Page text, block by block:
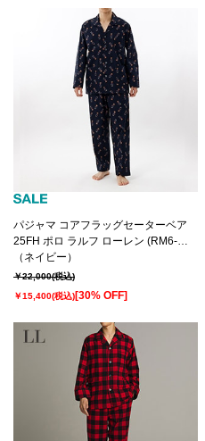
パジャマ コアフラッグセーターベア
25FH ポロ ラルフ ローレン (RM6-
B001）
（ネイビー）
￥22,000(税込)
￥15,400(税込)[30% OFF]